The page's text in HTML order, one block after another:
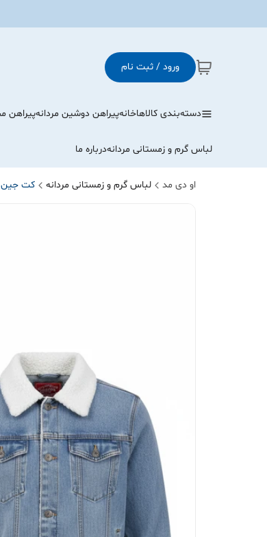
ورود / ثبت نام
دسته‌بندی کالاهاخانهپیراهن دوشین مردانهپیراهن
لباس گرم و زمستانی مردانهدرباره ما
او دی مد لباس گرم و زمستانی مردانه کت جین